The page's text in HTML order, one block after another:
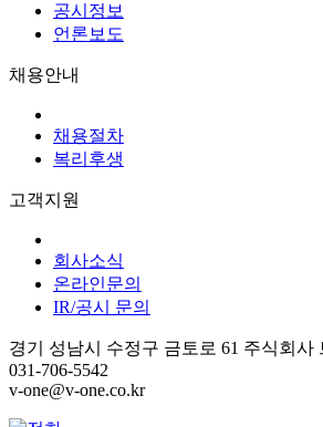
공시정보
언론보도
채용안내
채용절차
복리후생
고객지원
회사소식
온라인문의
IR/공시 문의
경기 성남시 수정구 금토로 61 주식회사
031-706-5542
v-one@v-one.co.kr